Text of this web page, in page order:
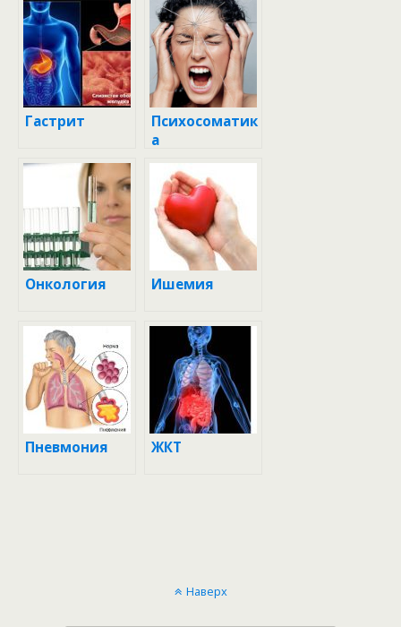
Гастрит
Психосоматик
а
Онкология Ишемия
Пневмония ЖКТ
Наверх